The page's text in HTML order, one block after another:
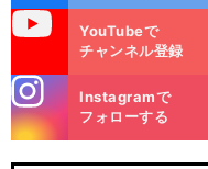
YouTubeで
チャンネル登録
m
Instagramで
フォローする